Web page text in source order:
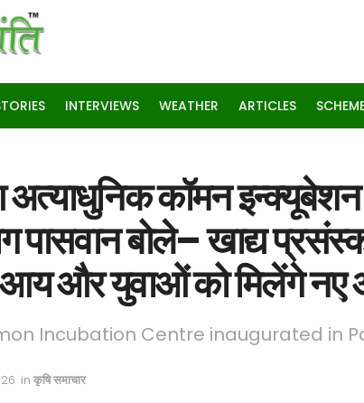
INTERVIEWS WEATHER ARTICLES
कॉमन
पासवान बोले– खाद्य
आय और युवाओं को मिलेंगे
Incubation Centre inaugurated in
in कृषि समाचार